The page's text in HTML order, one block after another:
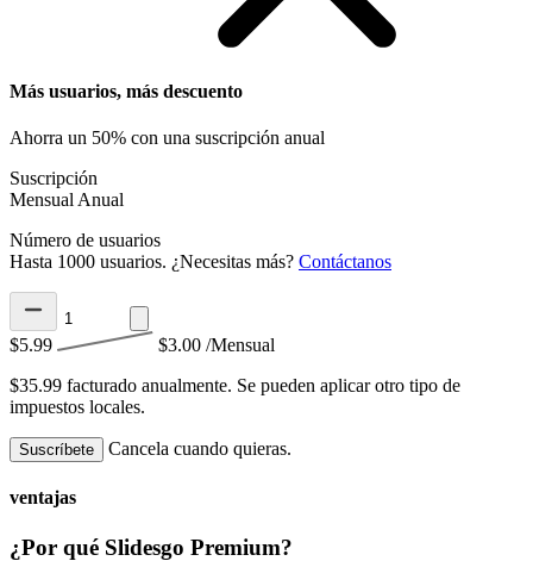
Más usuarios, más descuento
Ahorra un 50% con una suscripción anual
Suscripción
Mensual Anual
Número de usuarios
Hasta 1000 usuarios. ¿Necesitas más? Contáctanos
$5.99 $3.00 /Mensual
$35.99 facturado anualmente. Se pueden aplicar otro tipo de
impuestos locales.
Suscríbete Cancela cuando quieras.
ventajas
¿Por qué Slidesgo Premium?